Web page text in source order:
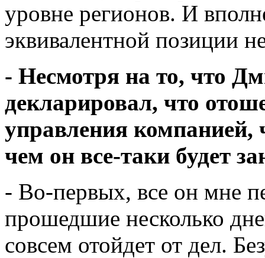
уровне регионов. И
эквивалентной позиции
- Несмотря на то, что
декларировал, что
управления
чем он все-таки будет
- Во-первых, все он мне
прошедшие несколько
совсем отойдет от дел.